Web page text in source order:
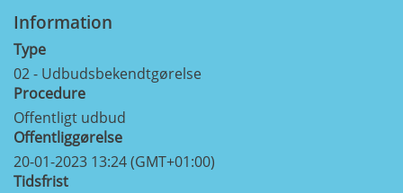
Information
Type
02 - Udbudsbekendtgørelse
Procedure
Offentligt udbud
Offentliggørelse
20-01-2023 13:24 (GMT+01:00)
Tidsfrist